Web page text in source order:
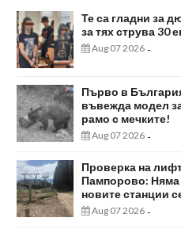
Те са гладни за
за тях струва 30
Aug 07 2026 -
Първо в
въвежда модел
рамо с мечките!
Aug 07 2026 -
Проверка на
Пампорово:
новите станции
Aug 07 2026 -